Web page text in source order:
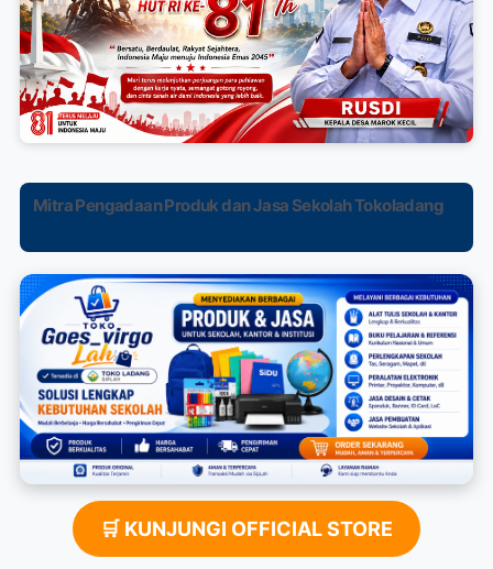
Mitra Pengadaan Produk dan Jasa Sekolah Tokoladang
🛒 KUNJUNGI OFFICIAL STORE